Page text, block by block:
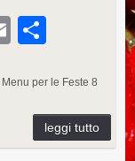
E
ail n
di
vi
Menu per le Feste 8